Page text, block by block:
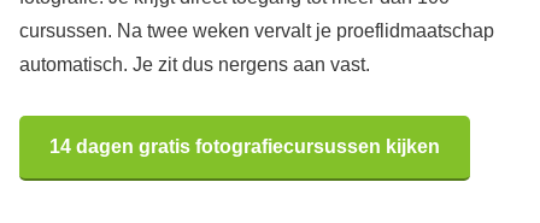
cursussen. Na twee weken vervalt je proeflidmaatschap
automatisch. Je zit dus nergens aan vast.
14 dagen gratis fotografiecursussen kijken